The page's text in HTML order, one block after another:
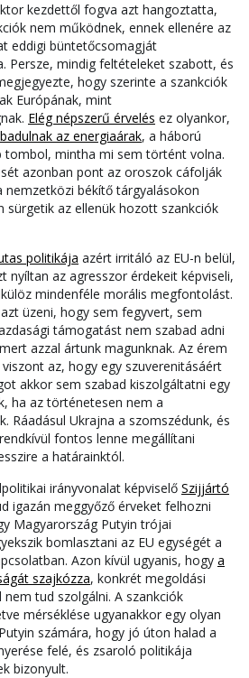
kezdettől fogva azt hangoztatta,
nem működnek, ennek ellenére az
eddigi büntetőcsomagját
Persze, mindig feltételeket szabott, és
hogy szerinte a szankciók
Európának, mint
Elég népszerű érvelés ez olyankor,
az energiaárak, a háború
tombol, mintha mi sem történt volna.
azonban pont az oroszok cáfolják
nemzetközi békítő tárgyalásokon
sürgetik az ellenük hozott szankciók
politikája azért irritáló az EU-n belül,
nyíltan az agresszor érdekeit képviseli,
mindenféle morális megfontolást.
üzeni, hogy sem fegyvert, sem
támogatást nem szabad adni
azzal ártunk magunknak. Az érem
az, hogy egy szuverenitásáért
akkor sem szabad kiszolgáltatni egy
ha az történetesen nem a
Ráadásul Ukrajna a szomszédunk, és
fontos lenne megállítani
a határainktól.
irányvonalat képviselő Szijjártó
igazán meggyőző érveket felhozni
Magyarország Putyin trójai
bomlasztani az EU egységét a
Azon kívül ugyanis, hogy a
szajkózza, konkrét megoldási
nem tud szolgálni. A szankciók
mérséklése ugyanakkor egy olyan
számára, hogy jó úton halad a
felé, és zsaroló politikája
bizonyult.